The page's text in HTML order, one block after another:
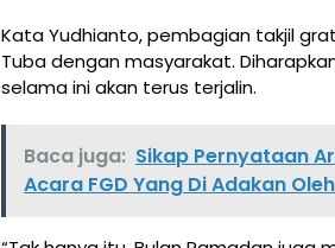
Kata Yudhianto, pembagian takjil
Tuba dengan masyarakat.
selama ini akan terus terjalin.
Baca juga: Sikap Pernyataan
Acara FGD Yang Di Adakan